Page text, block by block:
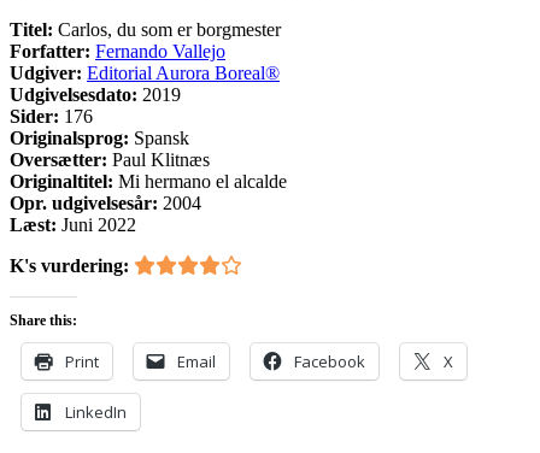
Titel: Carlos, du som er borgmester
Forfatter: Fernando Vallejo
Udgiver: Editorial Aurora Boreal®
Udgivelsesdato: 2019
Sider: 176
Originalsprog: Spansk
Oversætter: Paul Klitnæs
Originaltitel: Mi hermano el alcalde
Opr. udgivelsesår: 2004
Læst: Juni 2022
K's vurdering:
Share this:
Print Email Facebook X
LinkedIn